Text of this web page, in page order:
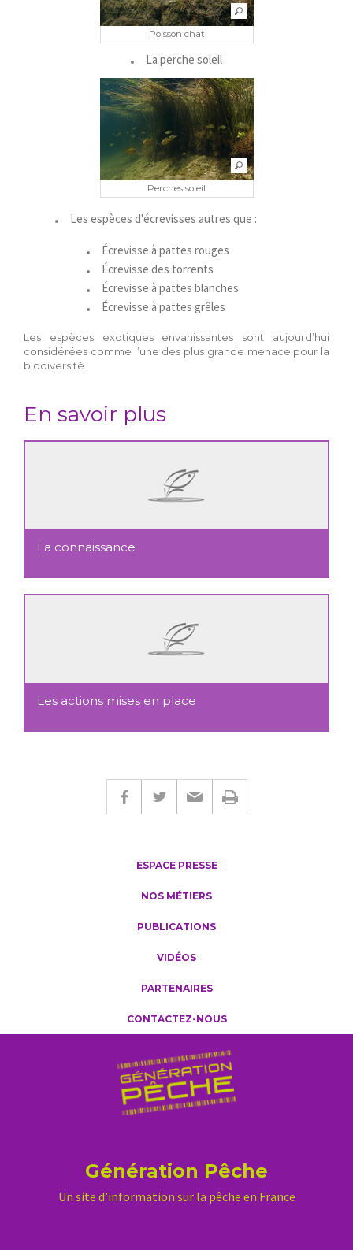
Poisson chat
La perche soleil
Perches soleil
Les espèces d'écrevisses autres que :
Écrevisse à pattes rouges
Écrevisse des torrents
Écrevisse à pattes blanches
Écrevisse à pattes grêles
Les espèces exotiques envahissantes sont aujourd’hui
considérées comme l’une des plus grande menace pour la
biodiversité.
En savoir plus
La connaissance
Les actions mises en place
ESPACE PRESSE
NOS MÉTIERS
PUBLICATIONS
VIDÉOS
PARTENAIRES
CONTACTEZ-NOUS
Génération Pêche
Un site d’information sur la pêche en France